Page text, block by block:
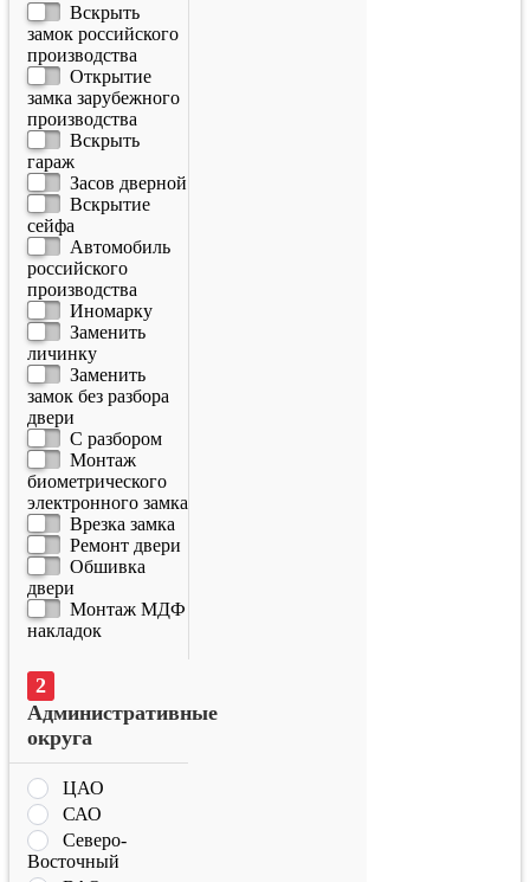
Вскрыть
замок российского
производства
Открытие
замка зарубежного
производства
Вскрыть
гараж
Засов дверной
Вскрытие
сейфа
Автомобиль
российского
производства
Иномарку
Заменить
личинку
Заменить
замок без разбора
двери
С разбором
Монтаж
биометрического
электронного замка
Врезка замка
Ремонт двери
Обшивка
двери
Монтаж МДФ
накладок
Административные
округа
ЦАО
САО
Северо-
Восточный